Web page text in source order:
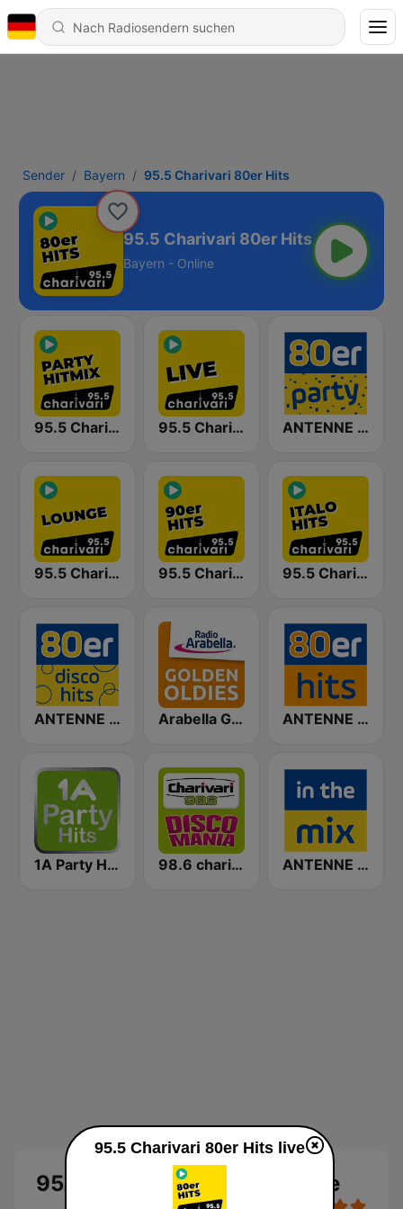
Sender Bayern 95.5 Charivari 80er Hits
95.5 Charivari 80er Hits
Bayern - Online
95.5 Charivari Party Hitmix 95.5 Charivari - Live ANTENNE BAYERN 80er Party
95.5 Charivari Lounge 95.5 Charivari 90er Hits 95.5 Charivari Italo Hits
ANTENNE BAYERN 80er Disco Hits Arabella Golden Oldies ANTENNE NRW 80er Hits
1A Party Hits 98.6 charivari - discomania ANTENNE BAYERN in the mix
95.5 Charivari 80er Hits Live
95.5 Charivari 80er Hits live